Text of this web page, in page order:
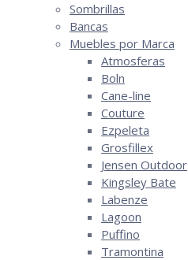
Sombrillas
Bancas
Muebles por Marca
Atmosferas
Boln
Cane-line
Couture
Ezpeleta
Grosfillex
Jensen Outdoor
Kingsley Bate
Labenze
Lagoon
Puffino
Tramontina